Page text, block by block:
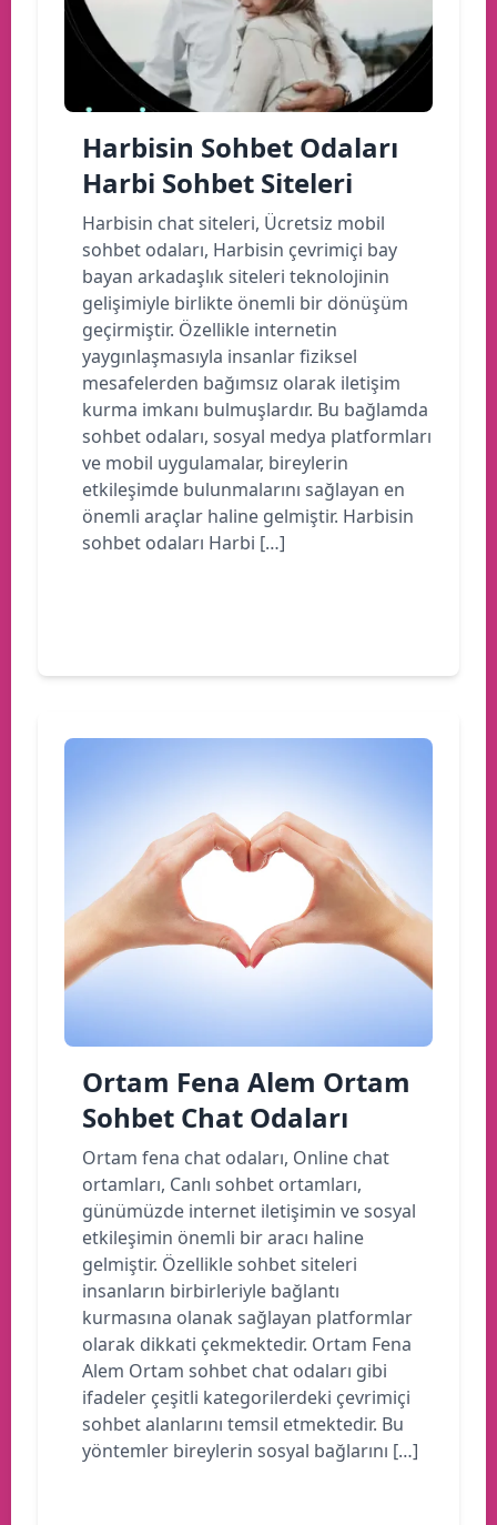
Harbisin Sohbet Odaları
Harbi Sohbet Siteleri
Harbisin chat siteleri, Ücretsiz mobil
sohbet odaları, Harbisin çevrimiçi bay
bayan arkadaşlık siteleri teknolojinin
gelişimiyle birlikte önemli bir dönüşüm
geçirmiştir. Özellikle internetin
yaygınlaşmasıyla insanlar fiziksel
mesafelerden bağımsız olarak iletişim
kurma imkanı bulmuşlardır. Bu bağlamda
sohbet odaları, sosyal medya platformları
ve mobil uygulamalar, bireylerin
etkileşimde bulunmalarını sağlayan en
önemli araçlar haline gelmiştir. Harbisin
sohbet odaları Harbi […]
Ortam Fena Alem Ortam
Sohbet Chat Odaları
Ortam fena chat odaları, Online chat
ortamları, Canlı sohbet ortamları,
günümüzde internet iletişimin ve sosyal
etkileşimin önemli bir aracı haline
gelmiştir. Özellikle sohbet siteleri
insanların birbirleriyle bağlantı
kurmasına olanak sağlayan platformlar
olarak dikkati çekmektedir. Ortam Fena
Alem Ortam sohbet chat odaları gibi
ifadeler çeşitli kategorilerdeki çevrimiçi
sohbet alanlarını temsil etmektedir. Bu
yöntemler bireylerin sosyal bağlarını […]